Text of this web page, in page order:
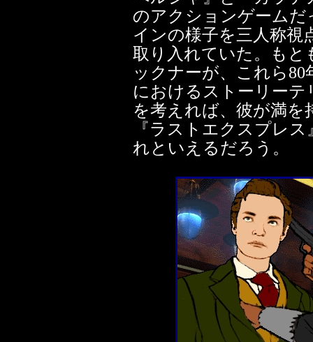
のアクションゲーム
インの様子を三人称視
取り入れていた。もと
ックナーが、これら
におけるストーリー
を考えれば、彼が満
『ラストエクスプレ
れといえるだろう。